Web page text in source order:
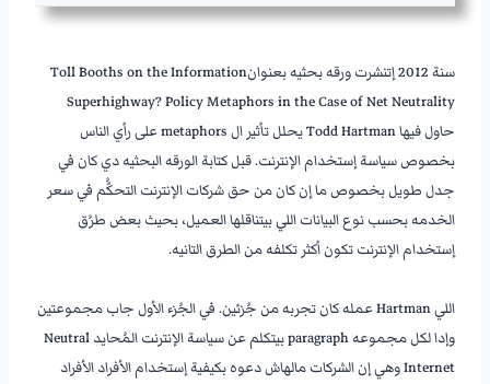
سنة 2012 إتنشرت ورقه بحثيه بعنوانToll Booths on the Information
Superhighway? Policy Metaphors in the Case of Net Neutrality
حاول فيها Todd Hartman يحلل تأثير ال metaphors على رأي الناس
بخصوص سياسة إستخدام الإنترنت. قبل كتابة الورقه البحثيه دي كان في
جدل طويل بخصوص ما إن كان من حق شركات الإنترنت التحكُّم في سعر
الخدمه بحسب نوع البيانات اللي بيتناقلها العميل، بحيث بعض طرُق
إستخدام الإنترنت تكون أكثر تكلفه من الطرق التانيه.
اللي Hartman عمله كان تجربه من جُزئين. في الجُزء الأول جاب مجموعتين
وإدا لكل مجموعه paragraph بيتكلم عن سياسة الإنترنت المُحايد Neutral
Internet وهي إن الشركات مالهاش دعوه بكيفية إستخدام الأفراد الأفراد